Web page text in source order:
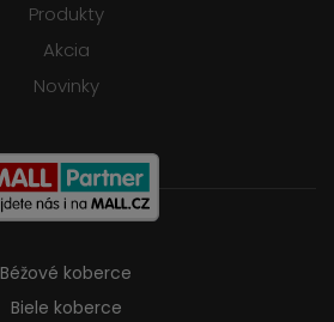
Produkty
Akcia
Novinky
Béžové koberce
Biele koberce